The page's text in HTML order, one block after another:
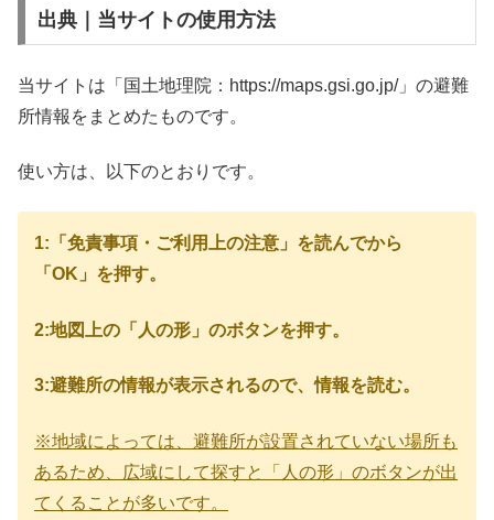
出典｜当サイトの使用方法
当サイトは「国土地理院：https://maps.gsi.go.jp/」の避難
所情報をまとめたものです。
使い方は、以下のとおりです。
1:「免責事項・ご利用上の注意」を読んでから
「OK」を押す。
2:地図上の「人の形」のボタンを押す。
3:避難所の情報が表示されるので、情報を読む。
※地域によっては、避難所が設置されていない場所も
あるため、広域にして探すと「人の形」のボタンが出
てくることが多いです。